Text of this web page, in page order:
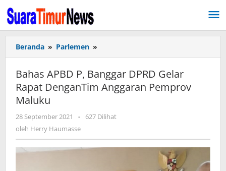
Lewati
ke
konten
Beranda » Parlemen »
APBD
Banggar
DPRD
DenganTim
Pemprov
Bahas APBD P, Banggar DPRD Gelar
Rapat DenganTim Anggaran Pemprov
Maluku
28 September 2021
oleh
Herry
-
627 Dilihat
oleh Herry Haumasse